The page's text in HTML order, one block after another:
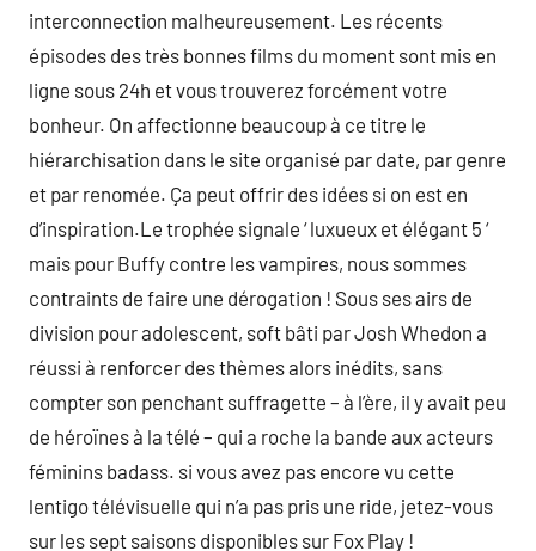
interconnection malheureusement. Les récents
épisodes des très bonnes films du moment sont mis en
ligne sous 24h et vous trouverez forcément votre
bonheur. On affectionne beaucoup à ce titre le
hiérarchisation dans le site organisé par date, par genre
et par renomée. Ça peut offrir des idées si on est en
d’inspiration.Le trophée signale ‘ luxueux et élégant 5 ‘
mais pour Buffy contre les vampires, nous sommes
contraints de faire une dérogation ! Sous ses airs de
division pour adolescent, soft bâti par Josh Whedon a
réussi à renforcer des thèmes alors inédits, sans
compter son penchant suffragette – à l’ère, il y avait peu
de héroïnes à la télé – qui a roche la bande aux acteurs
féminins badass. si vous avez pas encore vu cette
lentigo télévisuelle qui n’a pas pris une ride, jetez-vous
sur les sept saisons disponibles sur Fox Play !